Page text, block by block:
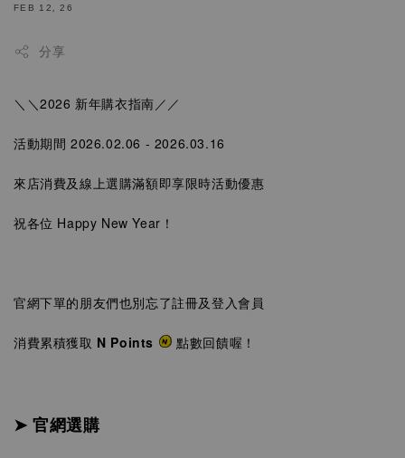
FEB 12, 26
分享
＼＼2026 新年購衣指南／／
活動期間 2026.02.06 - 2026.03.16
來店消費及線上選購滿額即享限時活動優惠
祝各位 Happy New Year ！
官網下單的朋友們也別忘了註冊及登入會員
消費累積獲取 N Points 點數回饋喔！
➤ 官網選購